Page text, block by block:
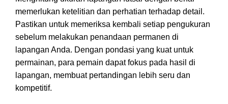
memerlukan ketelitian dan perhatian terhadap detail.
Pastikan untuk memeriksa kembali setiap pengukuran
sebelum melakukan penandaan permanen di
lapangan Anda. Dengan pondasi yang kuat untuk
permainan, para pemain dapat fokus pada hasil di
lapangan, membuat pertandingan lebih seru dan
kompetitif.